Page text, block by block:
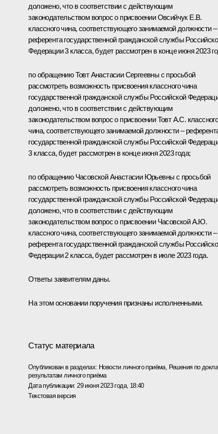
доложено, что в соответствии с действующим
законодательством вопрос о присвоении Овсийчук Е.В.
классного чина, соответствующего занимаемой должности –
референта государственной гражданской службы
Федерации 3 класса, будет рассмотрен в конце июня 2023
по обращению Товт Анастасии Сергеевны с просьбой
рассмотреть возможность присвоения классного чина
государственной гражданской службы Российской
доложено, что в соответствии с действующим
законодательством вопрос о присвоении Товт А.С.
чина, соответствующего занимаемой должности –
государственной гражданской службы Российской
3 класса, будет рассмотрен в конце июня 2023 года;
по обращению Часовской Анастасии Юрьевны с просьбой
рассмотреть возможность присвоения классного чина
государственной гражданской службы Российской
доложено, что в соответствии с действующим
законодательством вопрос о присвоении Часовской А.Ю.
классного чина, соответствующего занимаемой должности –
референта государственной гражданской службы
Федерации 2 класса, будет рассмотрен в июле 2023 года.
Ответы заявителям даны.
На этом основании поручения признаны исполненными.
Статус материала
Опубликован в разделах: Новости личного приёма, Решения по
результатам личного приёма
Дата публикации: 29 июня 2023 года, 18:40
Текстовая версия